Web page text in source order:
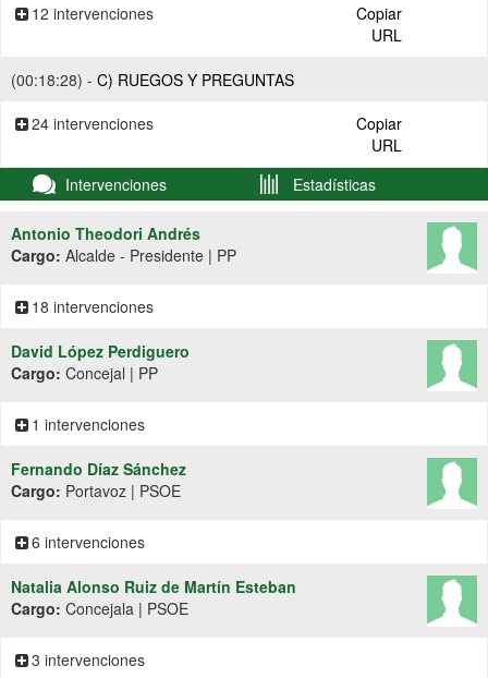
12 intervenciones
Copiar
URL
(00:18:28) - C) RUEGOS Y PREGUNTAS
24 intervenciones
Copiar
URL
Intervenciones
Estadísticas
Antonio Theodori Andrés
Cargo: Alcalde - Presidente | PP
18 intervenciones
David López Perdiguero
Cargo: Concejal | PP
1 intervenciones
Fernando Díaz Sánchez
Cargo: Portavoz | PSOE
6 intervenciones
Natalia Alonso Ruiz de Martín Esteban
Cargo: Concejala | PSOE
3 intervenciones